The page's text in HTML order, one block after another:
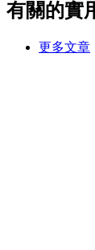
有關的實
更多文章